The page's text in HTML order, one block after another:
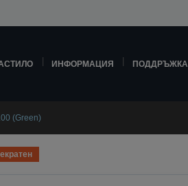
ИНФОРМАЦИЯ ПОДДРЪЖКА
(Green)